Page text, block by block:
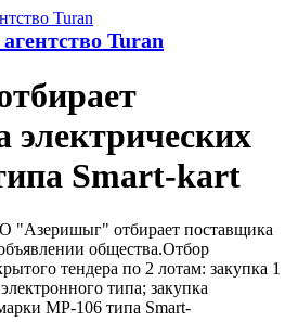
Turan
электрических
Smart-kart
"Азеришыг" отбирает поставщика
общества.Отбор
тендера по 2 лотам: закупка 1
типа; закупка
МР-106 типа Smart-